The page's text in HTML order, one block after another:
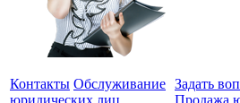
Контакты Обслуживание
юридических лиц
Задать
Продажа